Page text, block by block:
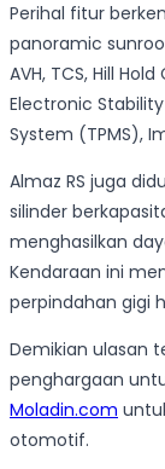
Perihal fitur
panoramic
AVH, TCS, Hill
Electronic
System (TPMS),
Almaz RS juga
silinder
menghasilkan
Kendaraan ini
perpindahan gigi
Demikian ulasan
penghargaan
Moladin.com
otomotif.